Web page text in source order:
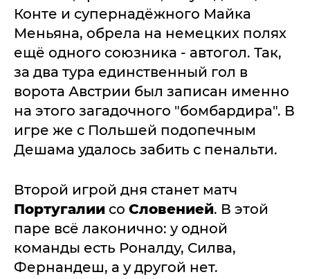
Конте и супернадёжного Майка
Меньяна, обрела на немецких полях
ещё одного союзника - автогол. Так,
за два тура единственный гол в
ворота Австрии был записан именно
на этого загадочного "бомбардира". В
игре же с Польшей подопечным
Дешама удалось забить с пенальти.
Второй игрой дня станет матч
Португалии со Словенией. В этой
паре всё лаконично: у одной
команды есть Роналду, Силва,
Фернандеш, а у другой нет.